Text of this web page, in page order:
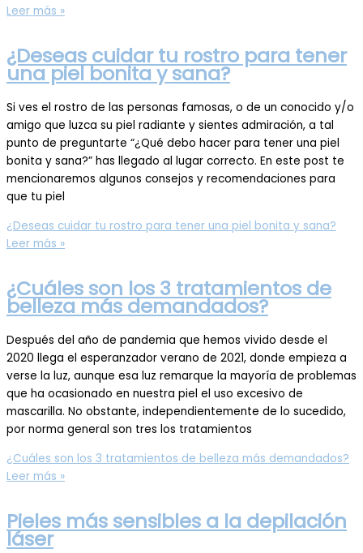
Leer más »
¿Deseas cuidar tu rostro para tener
una piel bonita y sana?
Si ves el rostro de las personas famosas, o de un conocido y/o
amigo que luzca su piel radiante y sientes admiración, a tal
punto de preguntarte “¿Qué debo hacer para tener una piel
bonita y sana?” has llegado al lugar correcto. En este post te
mencionaremos algunos consejos y recomendaciones para
que tu piel
¿Deseas cuidar tu rostro para tener una piel bonita y sana?
Leer más »
¿Cuáles son los 3 tratamientos de
belleza más demandados?
Después del año de pandemia que hemos vivido desde el
2020 llega el esperanzador verano de 2021, donde empieza a
verse la luz, aunque esa luz remarque la mayoría de problemas
que ha ocasionado en nuestra piel el uso excesivo de
mascarilla. No obstante, independientemente de lo sucedido,
por norma general son tres los tratamientos
¿Cuáles son los 3 tratamientos de belleza más demandados?
Leer más »
Pieles más sensibles a la depilación
láser